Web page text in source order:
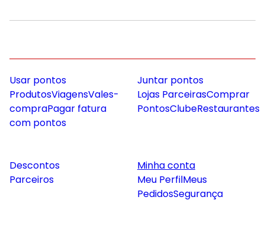
Usar pontos
ProdutosViagensVales-
compraPagar fatura
com pontos
Juntar pontos
Lojas ParceirasComprar
PontosClubeRestaurantes
Descontos
Parceiros
Minha conta
Meu PerfilMeus
PedidosSegurança